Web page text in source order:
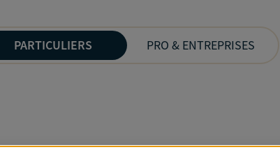
PARTICULIERS PRO & ENTREPRISES